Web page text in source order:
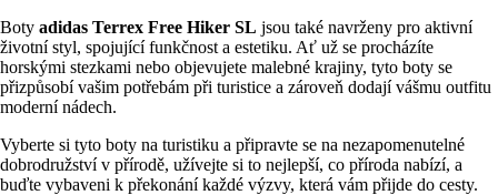
Boty adidas Terrex Free Hiker SL jsou také navrženy pro aktivní
životní styl, spojující funkčnost a estetiku. Ať už se procházíte
horskými stezkami nebo objevujete malebné krajiny, tyto boty se
přizpůsobí vašim potřebám při turistice a zároveň dodají vášmu outfitu
moderní nádech.
Vyberte si tyto boty na turistiku a připravte se na nezapomenutelné
dobrodružství v přírodě, užívejte si to nejlepší, co příroda nabízí, a
buďte vybaveni k překonání každé výzvy, která vám přijde do cesty.